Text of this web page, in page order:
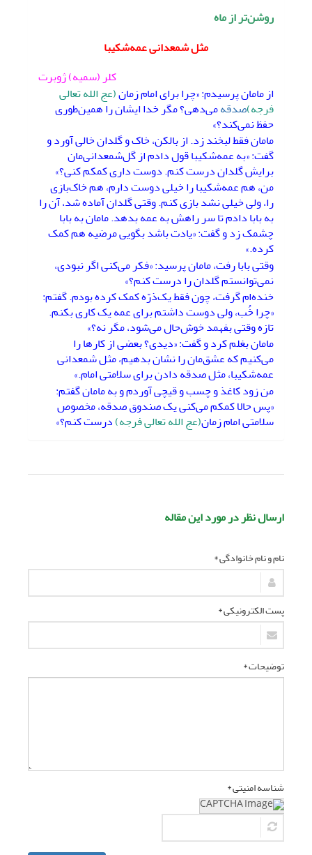
روشن‌تر از ماه
مثل شمعدانی عمه‌شکیبا
کلر (سمیه) ژوبرت
از مامان پرسیدم: «چرا برای امام زمان(عج الله تعالی
فرجه)صدقهمی‌دهی؟ مگر خدا ایشان را همین‌طوری
حفظ نمی‌کند؟»
مامان فقط لبخند زد. از بالکن، خاک و گلدان خالی آورد و
گفت: «به عمه‌شکیبا قول دادم از گل‌شمعدانی‌مان
برایش گلدان درست کنم. دوست داری کمکم کنی؟»
من، هم عمه‌شکیبا را خیلی دوست دارم، هم خاک‌بازی
را، ولی خیلی نشد بازی کنم. وقتی گلدان آماده شد، آن را
به بابا دادم تا سر راهش به عمه بدهد. مامان به بابا
چشمک زد و گفت: «یادت باشد بگویی مرضیه هم کمک
کرده.»
وقتی بابا رفت، مامان پرسید: «فکر می‌کنی اگر نبودی،
نمی‌توانستم گلدان را درست کنم؟»
خنده‌ام گرفت، چون فقط یک‌ذرّه کمک کرده بودم. گفتم:
«چرا خُب، ولی دوست داشتم برای عمه یک کاری بکنم.
تازه وقتی بفهمد خوش‌حال می‌شود، مگر نه؟»
مامان بغلم کرد و گفت: «دیدی؟ بعضی از کارها را
می‌کنیم که عشق‌مان را نشان بدهیم، مثل شمعدانی
عمه‌شکیبا، مثل صدقه دادن برای سلامتی امام.»
من زود کاغذ و چسب و قیچی آوردم و به مامان گفتم:
«پس حالا کمکم می‌کنی یک صندوق صدقه،‌ مخصوص
سلامتی امام زمان(عج الله تعالی فرجه)درست کنم؟»
ارسال نظر در مورد این مقاله
نام و نام خانوادگی *
پست الکترونیکی *
توضیحات *
شناسه امنیتی *